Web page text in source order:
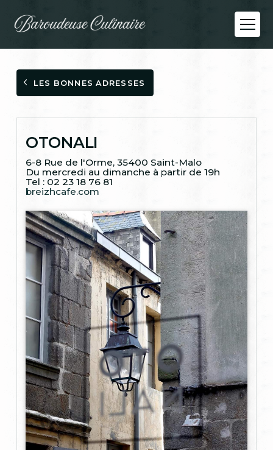
LES BONNES ADRESSES
OTONALI
6-8 Rue de l'Orme, 35400 Saint-Malo
Du mercredi au dimanche à partir de 19h
Tel : 02 23 18 76 81
breizhcafe.com